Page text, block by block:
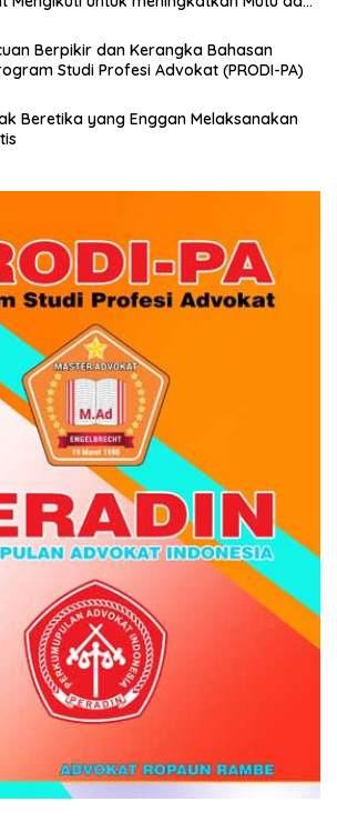
Berpikir dan Kerangka Bahasan
Studi Profesi Advokat (PRODI-PA)
Beretika yang Enggan Melaksanakan